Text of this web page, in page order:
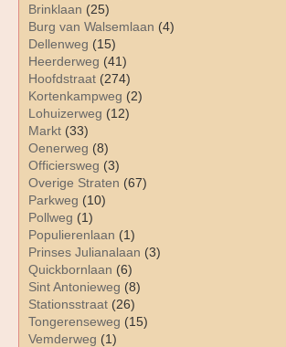
Brinklaan (25)
Burg van Walsemlaan (4)
Dellenweg (15)
Heerderweg (41)
Hoofdstraat (274)
Kortenkampweg (2)
Lohuizerweg (12)
Markt (33)
Oenerweg (8)
Officiersweg (3)
Overige Straten (67)
Parkweg (10)
Pollweg (1)
Populierenlaan (1)
Prinses Julianalaan (3)
Quickbornlaan (6)
Sint Antonieweg (8)
Stationsstraat (26)
Tongerenseweg (15)
Vemderweg (1)